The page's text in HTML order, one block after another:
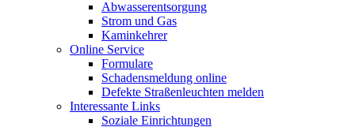
Abwasserentsorgung
Strom und Gas
Kaminkehrer
Online Service
Formulare
Schadensmeldung online
Defekte Straßenleuchten melden
Interessante Links
Soziale Einrichtungen